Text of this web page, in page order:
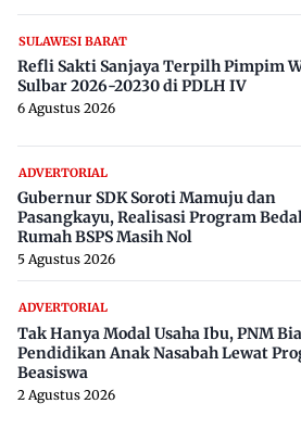
SULAWESI BARAT
Refli Sakti Sanjaya Terpilh Pimpim
Sulbar 2026-20230 di PDLH IV
6 Agustus 2026
ADVERTORIAL
Gubernur SDK Soroti Mamuju dan
Pasangkayu, Realisasi Program
Rumah BSPS Masih Nol
5 Agustus 2026
ADVERTORIAL
Tak Hanya Modal Usaha Ibu, PNM
Pendidikan Anak Nasabah Lewat
Beasiswa
2 Agustus 2026